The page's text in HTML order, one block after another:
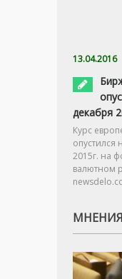
13.04.2016
декабря
Курс
опустился
2015г. на
валютном
МНЕНИЯ